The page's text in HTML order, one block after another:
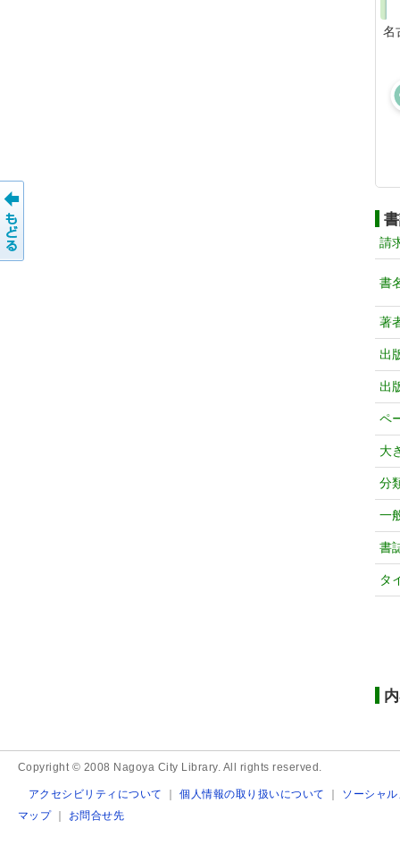
名
請
書
著
出
出
ペ
大
分
一
書
タ
Copyright © 2008 Nagoya City Library. All rights reserved.
アクセシビリティについて ｜個人情報の取り扱いについて ｜ ソーシャ
マップ｜ お問合せ先